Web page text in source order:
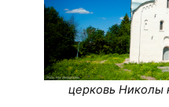
церковь Николы